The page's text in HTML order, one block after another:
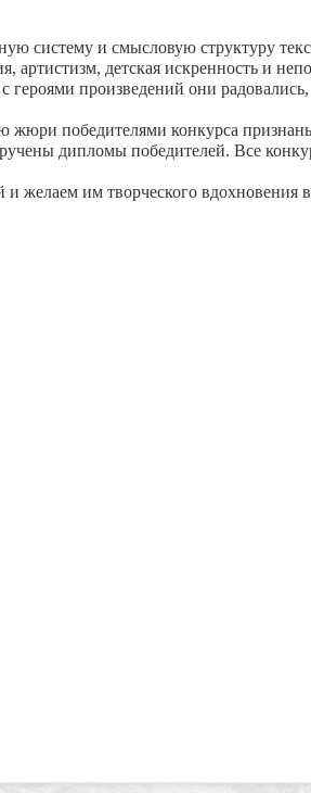
систему и смысловую структуру
детская искренность и
героями произведений они
победителями конкурса
дипломы победителей. Все
им творческого вдохновения в